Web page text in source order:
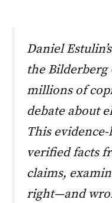
Daniel
the Bilderberg
millions of
debate about
This
verified facts
claims,
right—and